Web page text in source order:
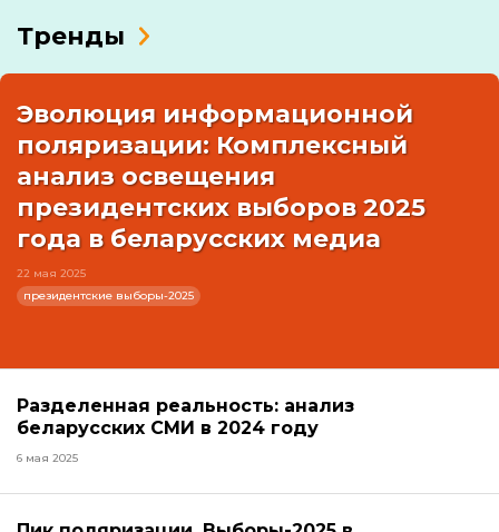
Тренды
Эволюция информационной
поляризации: Комплексный
анализ освещения
президентских выборов 2025
года в беларусских медиа
22 мая 2025
президентские выборы-2025
Разделенная реальность: анализ
беларусских СМИ в 2024 году
6 мая 2025